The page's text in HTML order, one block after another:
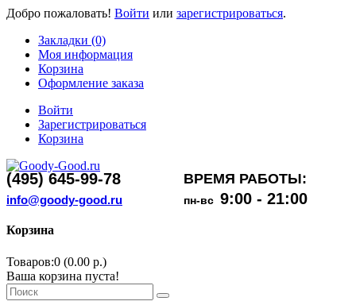
Добро пожаловать! Войти или зарегистрироваться.
Закладки (0)
Моя информация
Корзина
Оформление заказа
Войти
Зарегистрироваться
Корзина
(495) 645-99-78 ВРЕМЯ РАБОТЫ:
info@goody-good.ru пн-вс 9:00 - 21:00
Корзина
Товаров:0 (0.00 р.)
Ваша корзина пуста!